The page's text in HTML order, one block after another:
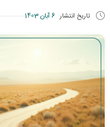
تاریخ انتشار 6 آبان 1403